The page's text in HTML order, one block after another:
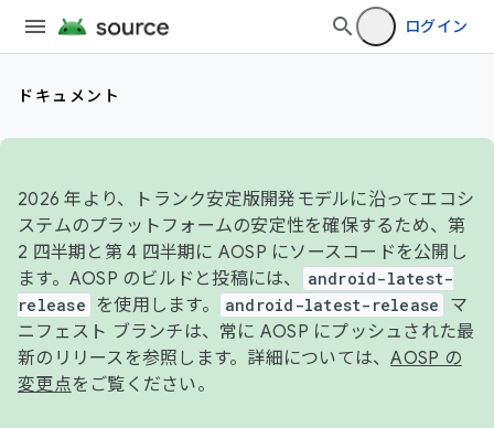
ログイン
ドキュメント
2026 年より、トランク安定版開発モデルに沿ってエコシ
ステムのプラットフォームの安定性を確保するため、第
2 四半期と第 4 四半期に AOSP にソースコードを公開し
ます。AOSP のビルドと投稿には、
android-latest-
release
を使用します。 android-latest-release
マ
ニフェスト ブランチは、常に AOSP にプッシュされた最
新のリリースを参照します。詳細については、AOSP の
変更点をご覧ください。